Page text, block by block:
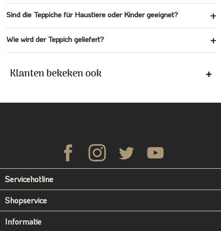
Sind die Teppiche für Haustiere oder Kinder geeignet?
Wie wird der Teppich geliefert?
Klanten bekeken ook
Servicehotline
Shopservice
Informatie